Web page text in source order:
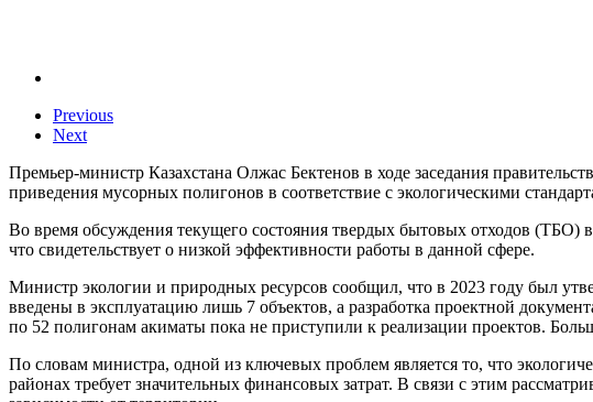
Previous
Next
Премьер-министр Казахстана Олжас Бектенов в ходе заседания
приведения мусорных полигонов в соответствие с экологическими
Во время обсуждения текущего состояния твердых бытовых отходов (ТБО)
что свидетельствует о низкой эффективности работы в данной сфере.
Министр экологии и природных ресурсов сообщил, что в 2023 году был
введены в эксплуатацию лишь 7 объектов, а разработка проектной
по 52 полигонам акиматы пока не приступили к реализации проектов.
По словам министра, одной из ключевых проблем является то, что
районах требует значительных финансовых затрат. В связи с этим